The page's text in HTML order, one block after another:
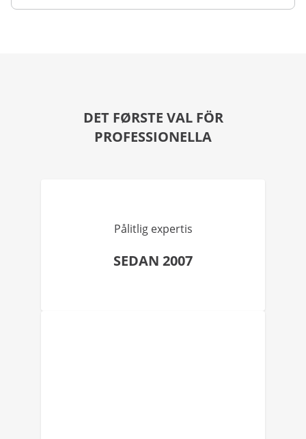
DET FØRSTE VAL FÖR
PROFESSIONELLA
Pålitlig expertis
SEDAN 2007